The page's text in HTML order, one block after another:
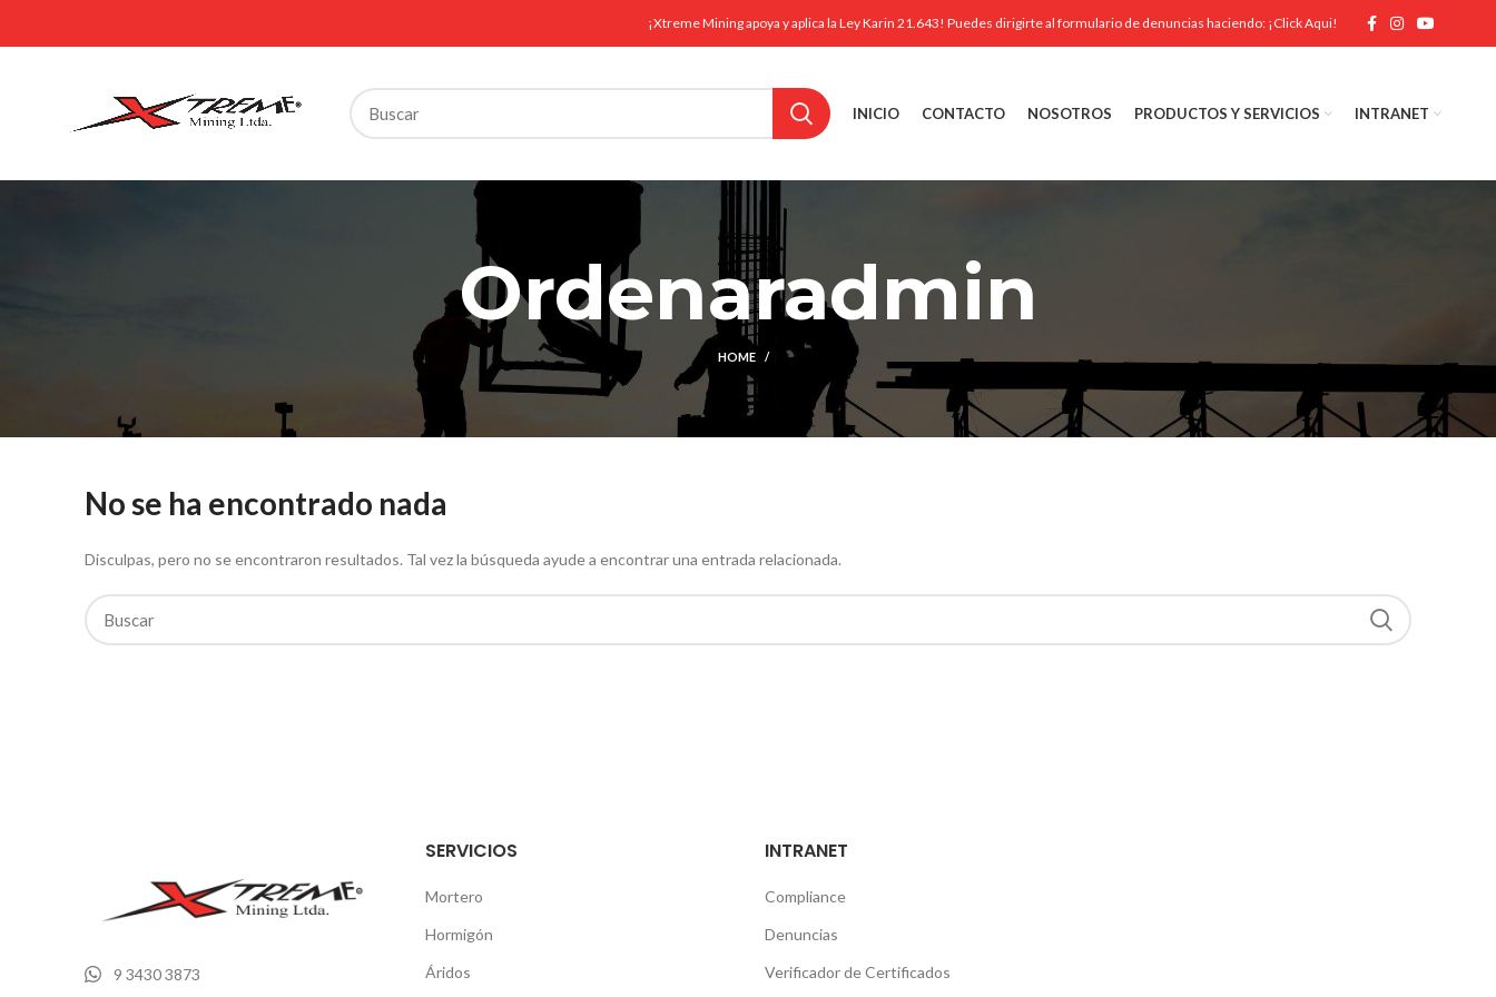
¡Xtreme Mining apoya y aplica la Ley Karin 21.643! Puedes dirigirte al formulario de denuncias haciendo: ¡Click Aqui!
INICIO CONTACTO NOSOTROS PRODUCTOS Y SERVICIOS INTRANET
Ordenaradmin
HOME
No se ha encontrado nada
Disculpas, pero no se encontraron resultados. Tal vez la búsqueda ayude a encontrar una entrada relacionada.
9 3430 3873
SERVICIOS
Mortero
Hormigón
Áridos
INTRANET
Compliance
Denuncias
Verificador de Certificados